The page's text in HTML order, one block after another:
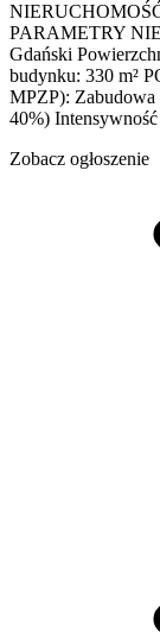
PARAMETRY
Gdański
budynku: 330 m²
MPZP): Zabudowa
40%)
Zobacz ogłoszenie